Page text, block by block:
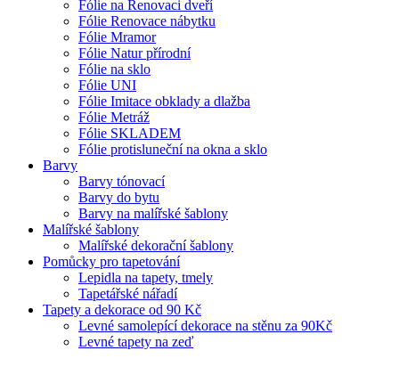
Fólie na Renovaci dveří
Fólie Renovace nábytku
Fólie Mramor
Fólie Natur přírodní
Fólie na sklo
Fólie UNI
Fólie Imitace obklady a dlažba
Fólie Metráž
Fólie SKLADEM
Fólie protisluneční na okna a sklo
Barvy
Barvy tónovací
Barvy do bytu
Barvy na malířské šablony
Malířské šablony
Malířské dekorační šablony
Pomůcky pro tapetování
Lepidla na tapety, tmely
Tapetářské nářadí
Tapety a dekorace od 90 Kč
Levné samolepící dekorace na stěnu za 90Kč
Levné tapety na zeď